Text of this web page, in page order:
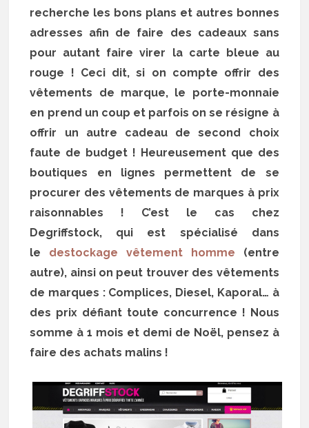
recherche les bons plans et autres bonnes
adresses afin de faire des cadeaux sans
pour autant faire virer la carte bleue au
rouge ! Ceci dit, si on compte offrir des
vêtements de marque, le porte-monnaie
en prend un coup et parfois on se résigne à
offrir un autre cadeau de second choix
faute de budget ! Heureusement que des
boutiques en lignes permettent de se
procurer des vêtements de marques à prix
raisonnables ! C’est le cas chez
Degriffstock, qui est spécialisé dans
le destockage vêtement homme (entre
autre), ainsi on peut trouver des vêtements
de marques : Complices, Diesel, Kaporal… à
des prix défiant toute concurrence ! Nous
somme à 1 mois et demi de Noël, pensez à
faire des achats malins !